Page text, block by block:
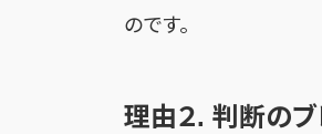
のです。
理由２. 判断のブ